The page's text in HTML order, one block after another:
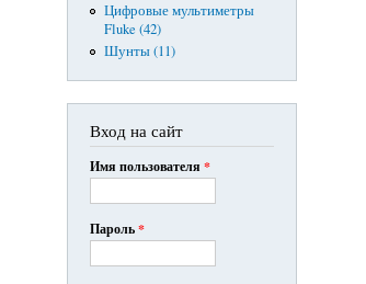
Цифровые мультиметры
Fluke (42)
Шунты (11)
Вход на сайт
Имя пользователя *
Пароль*